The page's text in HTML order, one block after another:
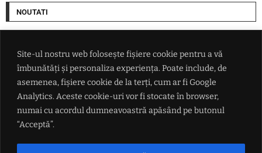
Site-ul nostru web folosește fișiere cookie pentru a vă
îmbunătăți și personaliza experiența. Poate include, de
asemenea, fișiere cookie de la terți, cum ar fi Google
Analytics. Aceste cookie-uri vor fi stocate în browser,
numai cu acordul dumneavoastră apăsând pe butonul
“Acceptă”.
NOUTATI
exclusă o operațiune rusă sub steag fals
Europa nu se poate apăra de Rusia: Ce găuri au fost descoperite în
securitatea noastră
Petrolul învinge Oțelul cu 1-0 în etapa a patra din SuperLiga României